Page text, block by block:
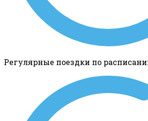
Регулярные поездки по